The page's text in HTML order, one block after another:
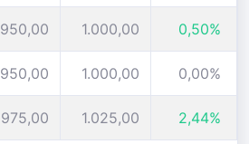
950,00 1.000,00 0,50%
950,00 1.000,00 0,00%
975,00 1.025,00 2,44%